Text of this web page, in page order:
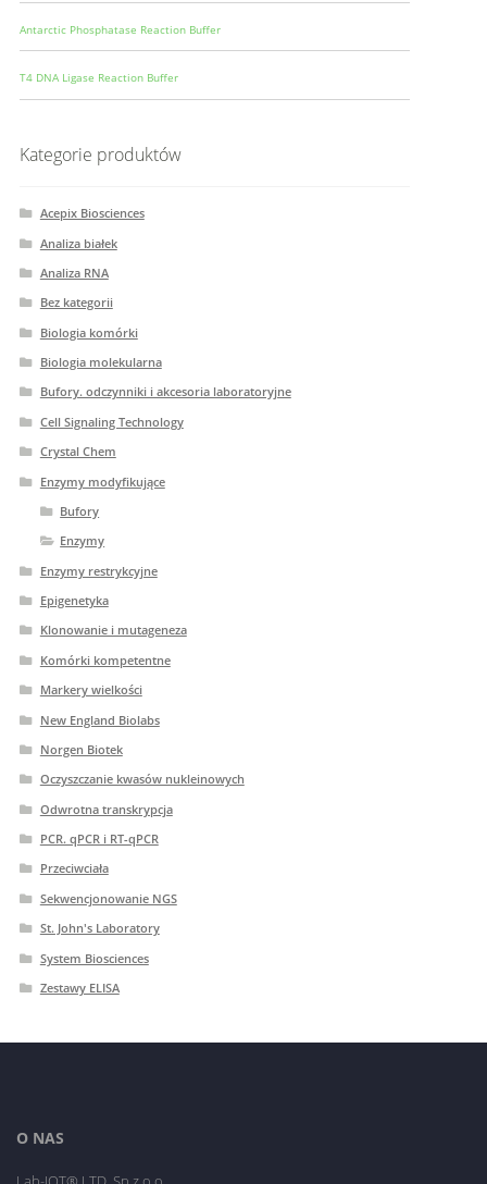
Antarctic Phosphatase Reaction Buffer
T4 DNA Ligase Reaction Buffer
Kategorie produktów
Acepix Biosciences
Analiza białek
Analiza RNA
Bez kategorii
Biologia komórki
Biologia molekularna
Bufory. odczynniki i akcesoria laboratoryjne
Cell Signaling Technology
Crystal Chem
Enzymy modyfikujące
Bufory
Enzymy
Enzymy restrykcyjne
Epigenetyka
Klonowanie i mutageneza
Komórki kompetentne
Markery wielkości
New England Biolabs
Norgen Biotek
Oczyszczanie kwasów nukleinowych
Odwrotna transkrypcja
PCR. qPCR i RT-qPCR
Przeciwciała
Sekwencjonowanie NGS
St. John's Laboratory
System Biosciences
Zestawy ELISA
O NAS